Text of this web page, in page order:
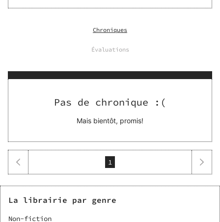
Chroniques
Évaluations
Pas de chronique :(
Mais bientôt, promis!
1
La librairie par genre
Non-fiction